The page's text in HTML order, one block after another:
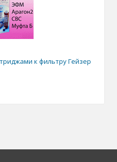
к фильтру Гейзер